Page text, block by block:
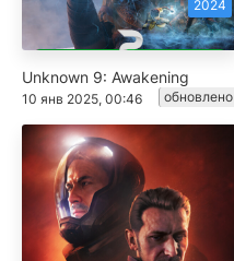
2024
Unknown 9: Awakening
10 янв 2025, 00:46 обновлено